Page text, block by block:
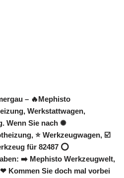
– 🔥Mephisto
Werkstattwagen,
Wenn Sie nach ✺
⭐ Werkzeugwagen, ☑️
für 82487 ⭕
➡️ Mephisto Werkzeugwelt,
Kommen Sie doch mal vorbei